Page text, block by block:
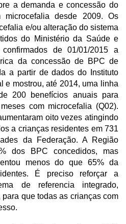
a demanda e concessão do
microcefalia desde 2009. Os
e/ou alteração do sistema
do Ministério da Saúde e
de 01/01/2015 a
da concessão de BPC de
a partir de dados do Instituto
e mostrou, até 2014, uma linha
200 benefícios anuais para
com microcefalia (Q02).
oito vezes atingindo
a crianças residentes em 731
da Federação. A Região
dos BPC concedidos, mas
menos do que 65% da
É preciso reforçar a
de referencia integrado,
que todas as crianças com